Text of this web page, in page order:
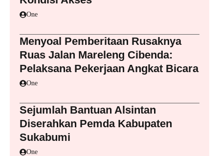
One
Menyoal Pemberitaan Rusaknya
Ruas Jalan Mareleng Cibenda:
Pelaksana Pekerjaan Angkat Bicara
One
Sejumlah Bantuan Alsintan
Diserahkan Pemda Kabupaten
Sukabumi
One